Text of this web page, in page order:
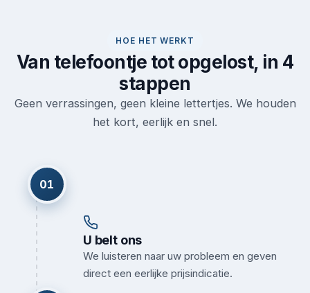
HOE HET WERKT
Van telefoontje tot opgelost, in 4
stappen
Geen verrassingen, geen kleine lettertjes. We houden
het kort, eerlijk en snel.
01
U belt ons
We luisteren naar uw probleem en geven
direct een eerlijke prijsindicatie.